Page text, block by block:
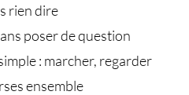
rien dire
poser de question
: marcher, regarder
ensemble